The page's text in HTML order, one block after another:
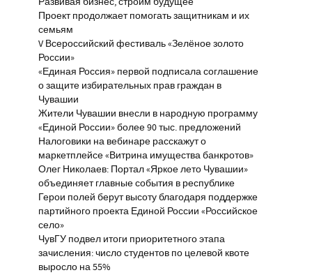
Проект продолжает помогать защитникам и их
семьям
V Всероссийский фестиваль «Зелёное золото
России»
«Единая Россия» первой подписала соглашение
о защите избирательных прав граждан в
Чувашии
Жители Чувашии внесли в народную программу
«Единой России» более 90 тыс. предложений
Налоговики на вебинаре расскажут о
маркетплейсе «Витрина имущества банкротов»
Олег Николаев: Портал «Яркое лето Чувашии»
объединяет главные события в республике
Герои полей берут высоту благодаря поддержке
партийного проекта Единой России «Российское
село»
ЧувГУ подвел итоги приоритетного этапа
зачисления: число студентов по целевой квоте
выросло на 55%